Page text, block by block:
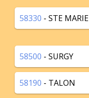
58330 - STE MARIE
58500 - SURGY
58190 - TALON